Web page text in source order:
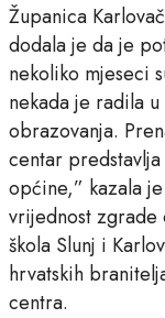
Županica
dodala je da je
nekoliko mjeseci
nekada je radila
obrazovanja.
centar
općine,” kazala
vrijednost zgrade
škola Slunj i
hrvatskih
centra.